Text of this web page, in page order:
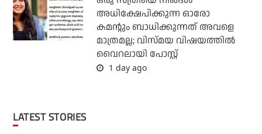
അധിക്ഷേപിക്കുന്ന ഓരോ
കമന്റും ബാധിക്കുന്നത് അവളെ
മാത്രമല്ല; വിസ്മയ വിഷയത്തില്‍
വൈറലായി പോസ്റ്റ്
1 day ago
LATEST STORIES